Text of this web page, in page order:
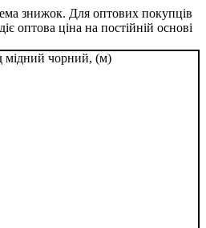
знижок. Для оптових покупців
оптова ціна на постійній основі